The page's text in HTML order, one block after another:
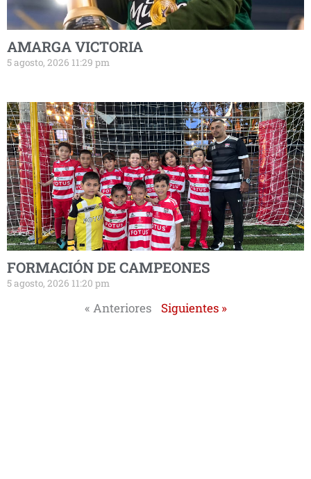
AMARGA VICTORIA
5 agosto, 2026 11:29 pm
FORMACIÓN DE CAMPEONES
5 agosto, 2026 11:20 pm
« Anteriores Siguientes »